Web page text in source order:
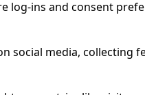
log-ins and consent
social media, collecting